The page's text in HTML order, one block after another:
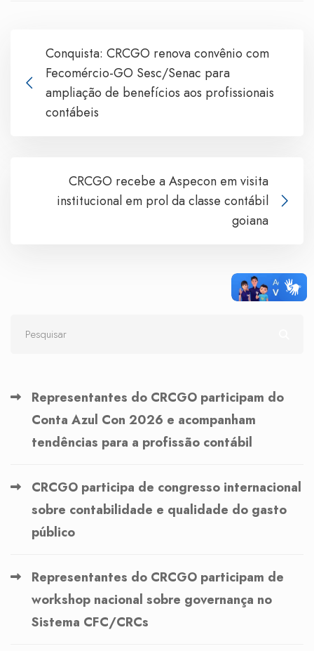
Conquista: CRCGO renova convênio com
Fecomércio-GO Sesc/Senac para
ampliação de benefícios aos profissionais
contábeis
CRCGO recebe a Aspecon em visita
institucional em prol da classe contábil
goiana
Representantes do CRCGO participam do
Conta Azul Con 2026 e acompanham
tendências para a profissão contábil
CRCGO participa de congresso internacional
sobre contabilidade e qualidade do gasto
público
Representantes do CRCGO participam de
workshop nacional sobre governança no
Sistema CFC/CRCs